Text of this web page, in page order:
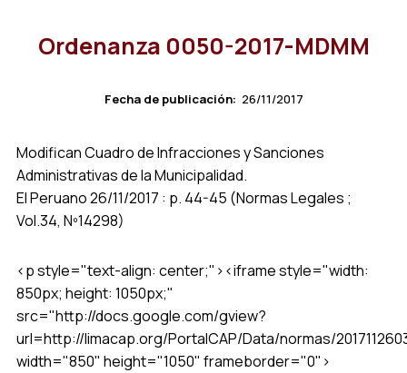
Ordenanza 0050-2017-MDMM
Fecha de publicación: 26/11/2017
Modifican Cuadro de Infracciones y Sanciones
Administrativas de la Municipalidad.
El Peruano 26/11/2017 : p. 44-45 (Normas Legales ;
Vol.34, Nº14298)
<p style="text-align: center;"><iframe style="width:
850px; height: 1050px;"
src="http://docs.google.com/gview?
url=http://limacap.org/PortalCAP/Data/normas/
width="850" height="1050" frameborder="0">